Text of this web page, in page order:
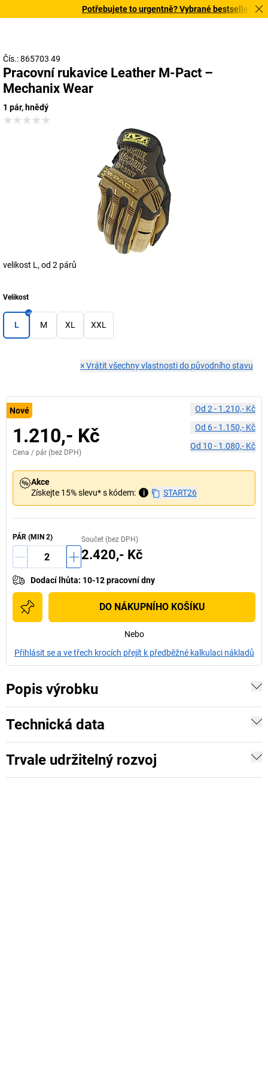
Potřebujete to urgentně? Vybrané bestsellery
Čís.: 865703 49
Pracovní rukavice Leather M-Pact –
Mechanix Wear
1 pár, hnědý
velikost L, od 2 párů
Velikost
L M XL XXL
×Vrátit všechny vlastnosti do původního stavu
Nové
1.210,- Kč
Cena / pár (bez DPH)
Od 2 - 1.210,- Kč
Od 6- 1.150,- Kč
Od 10 - 1.080,- Kč
Akce
Získejte 15% slevu* s kódem:
i START26
PÁR (MIN 2) Součet (bez DPH)
2.420,- Kč
Dodací lhůta: 10-12 pracovní dny
DO NÁKUPNÍHO KOŠÍKU
Nebo
Přihlásit se a ve třech krocích přejít k předběžné kalkulaci nákladů
Popis výrobku
Technická data
Trvale udržitelný rozvoj